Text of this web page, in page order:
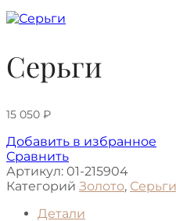
Серьги
15 050 ₽
Добавить в избранное
Сравнить
Артикул: 01-215904
Категорий Золото, Серьги
Детали